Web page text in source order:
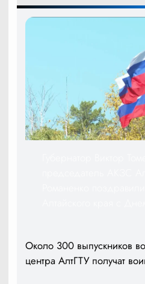
Около 300 выпускников
центра АлтГТУ получат